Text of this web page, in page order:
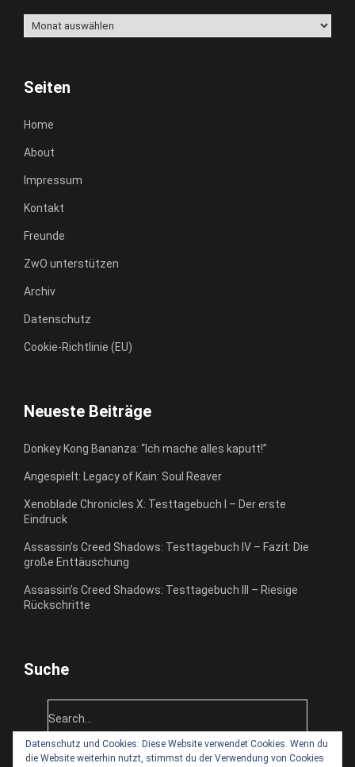
Archiv
Seiten
Home
About
Impressum
Kontakt
Freunde
ZwO unterstützen
Archiv
Datenschutz
Cookie-Richtlinie (EU)
Neueste Beiträge
Donkey Kong Bananza: “Ich mache alles kaputt!”
Angespielt: Legacy of Kain: Soul Reaver
Xenoblade Chronicles X: Testtagebuch I – Der erste
Eindruck
Assassin’s Creed Shadows: Testtagebuch IV – Fazit: Die
große Enttäuschung
Assassin’s Creed Shadows: Testtagebuch III – Riesige
Rückschritte
Suche
Datenschutz und Cookies: Diese Website verwendet Cookies. Wenn du
die Website weiterhin nutzt, stimmst du der Verwendung von Cookies